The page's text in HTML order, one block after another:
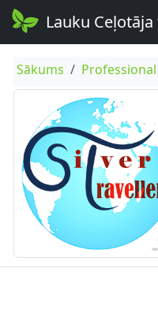
Lauku
Sākums Professional